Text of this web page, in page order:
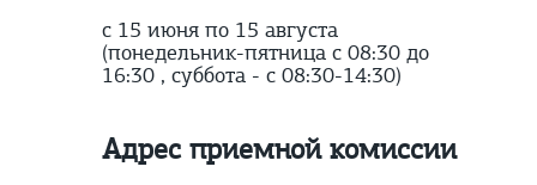
с 15 июня по 15 августа
(понедельник-пятница с 08:30 до
16:30 , суббота - с 08:30-14:30)
Адрес приемной комиссии